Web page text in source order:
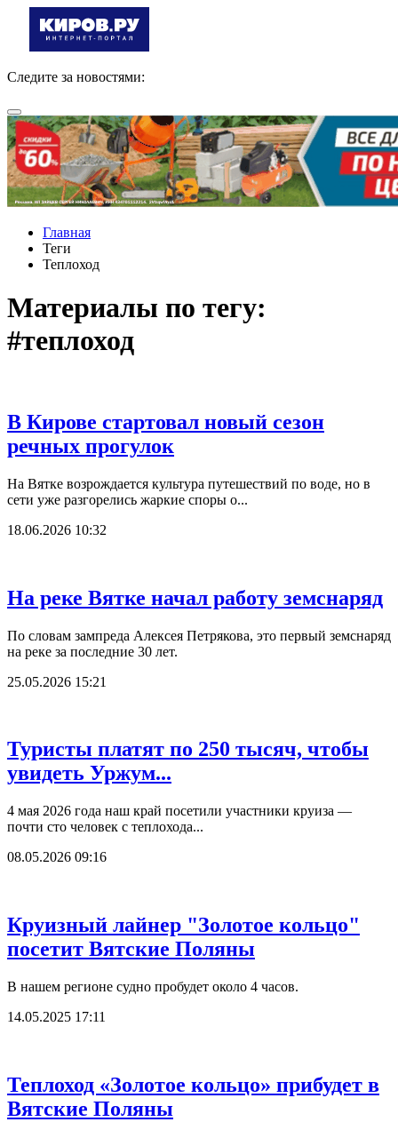
Следите за новостями:
Главная
Теги
Теплоход
Материалы по тегу:
#теплоход
В Кирове стартовал новый сезон
речных прогулок
На Вятке возрождается культура путешествий по воде, но в
сети уже разгорелись жаркие споры о...
18.06.2026 10:32
На реке Вятке начал работу земснаряд
По словам зампреда Алексея Петрякова, это первый земснаряд
на реке за последние 30 лет.
25.05.2026 15:21
Туристы платят по 250 тысяч, чтобы
увидеть Уржум...
4 мая 2026 года наш край посетили участники круиза —
почти сто человек с теплохода...
08.05.2026 09:16
Круизный лайнер "Золотое кольцо"
посетит Вятские Поляны
В нашем регионе судно пробудет около 4 часов.
14.05.2025 17:11
Теплоход «Золотое кольцо» прибудет в
Вятские Поляны